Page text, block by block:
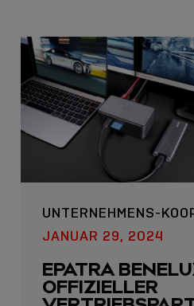
UNTERNEHMENS-
JANUAR 29, 2024
EPATRA
OFFIZIELLER